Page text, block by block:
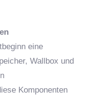
eine
Wallbox und
Komponenten